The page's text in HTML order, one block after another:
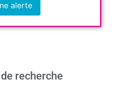
alerte
recherche